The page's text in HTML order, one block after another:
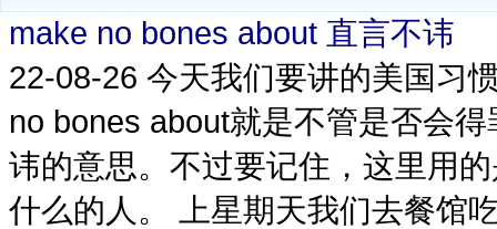
make no bones about 直言不讳
22-08-26 今天我们要讲的美国习
no bones about就是不管是否会
讳的意思。不过要记住，这里用
什么的人。 上星期天我们去餐馆